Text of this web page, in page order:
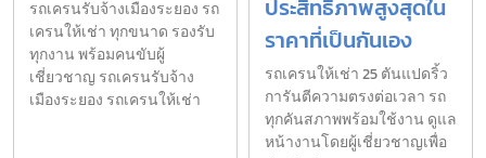
รถเครนรับจ้างเมืองระยอง รถ
เครนให้เช่า ทุกขนาด รองรับ
ทุกงาน พร้อมคนขับผู้
เชี่ยวชาญ รถเครนรับจ้าง
เมืองระยอง รถเครนให้เช่า
ประสิทธิภาพสูงสุดใน
ราคาที่เป็นกันเอง
รถเครนให้เช่า 25 ตันแปดริ้ว
การันตีความตรงต่อเวลา รถ
ทุกคันสภาพพร้อมใช้งาน ดูแล
หน้างานโดยผู้เชี่ยวชาญเพื่อ